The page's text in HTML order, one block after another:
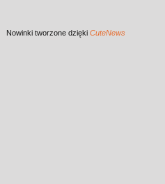
Nowinki tworzone dzięki CuteNews